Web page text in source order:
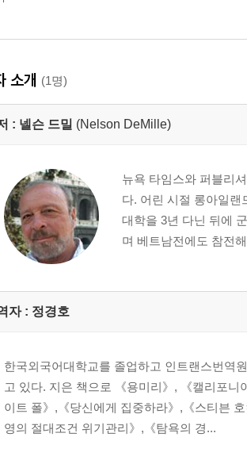
소개 (1명)
: 넬슨 드밀 (Nelson DeMille)
뉴욕 타임스와 퍼블리
다. 어린 시절 롱아일
대학을 3년 다닌 뒤에
며 베트남전에도 참전
자 : 정경호
한국외국어대학교를 졸업하고 인트랜스번역
고 있다. 지은 책으로 《용미리》, 《캘리포
이트 폴》,《당신에게 집중하라》,《스티븐
영의 절대조건 위기관리》,《탐욕의 경...